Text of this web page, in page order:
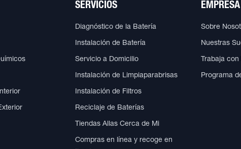
SERVICIOS
Diagnóstico de la Batería
Instalación de Batería
Servicio a Domicilio
Instalación de Limpiaparabrisas
Instalación de Filtros
Reciclaje de Baterías
Tiendas Allas Cerca de Mi
Compras en línea y recoge en
EMPRESA
Sobre
Nuestras
Trabaja
Programa